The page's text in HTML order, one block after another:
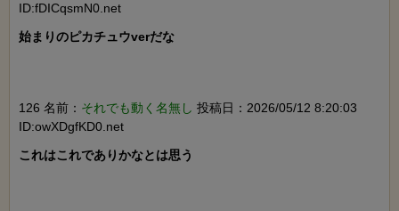
ID:fDICqsmN0.net
始まりのピカチュウverだな
126 名前： それでも動く名無し 投稿日：2026/05/12 8:20:03
ID:owXDgfKD0.net
これはこれでありかなとは思う